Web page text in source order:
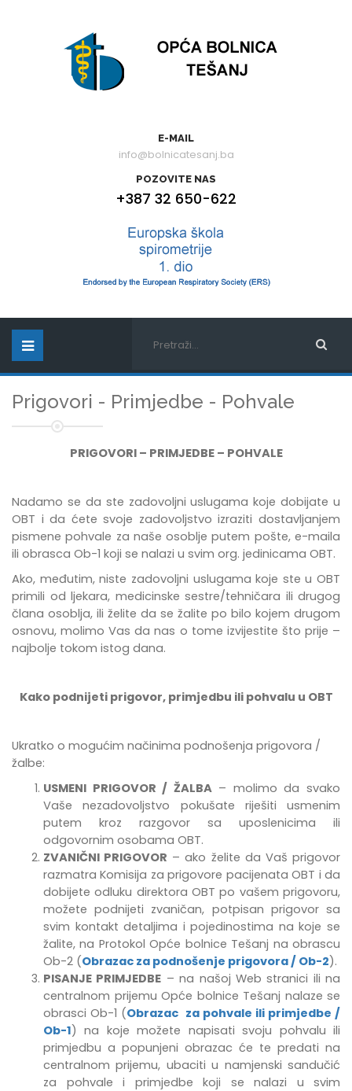
E-MAIL
info@bolnicatesanj.ba
POZOVITE NAS
+387 32 650-622
Prigovori - Primjedbe - Pohvale
PRIGOVORI – PRIMJEDBE – POHVALE
Nadamo se da ste zadovoljni uslugama koje dobijate u
OBT i da ćete svoje zadovoljstvo izraziti dostavljanjem
pismene pohvale za naše osoblje putem pošte, e-maila
ili obrasca Ob-1 koji se nalazi u svim org. jedinicama OBT.
Ako, međutim, niste zadovoljni uslugama koje ste u OBT
primili od ljekara, medicinske sestre/tehničara ili drugog
člana osoblja, ili želite da se žalite po bilo kojem drugom
osnovu, molimo Vas da nas o tome izvijestite što prije –
najbolje tokom istog dana.
Kako podnijeti prigovor, primjedbu ili pohvalu u OBT
Ukratko o mogućim načinima podnošenja prigovora /
žalbe:
USMENI PRIGOVOR / ŽALBA– molimo da svako
Vaše nezadovoljstvo pokušate riješiti usmenim
putem kroz razgovor sa uposlenicima ili
odgovornim osobama OBT.
ZVANIČNI PRIGOVOR – ako želite da Vaš prigovor
razmatra Komisija za prigovore pacijenata OBT i da
dobijete odluku direktora OBT po vašem prigovoru,
možete podnijeti zvaničan, potpisan prigovor sa
svim kontakt detaljima i pojedinostima na koje se
žalite, na Protokol Opće bolnice Tešanj na obrascu
Ob-2 (Obrazac za podnošenje prigovora / Ob-2).
PISANJE PRIMJEDBE –na našoj Web stranici ili na
centralnom prijemu Opće bolnice Tešanj nalaze se
obrasci Ob-1 (Obrazac za pohvale ili primjedbe /
Ob-1) na koje možete napisati svoju pohvalu ili
primjedbu a popunjeni obrazac će te predati na
centralnom prijemu, ubaciti u namjenski sandučić
za pohvale i primjedbe
koji se nalazi u svim